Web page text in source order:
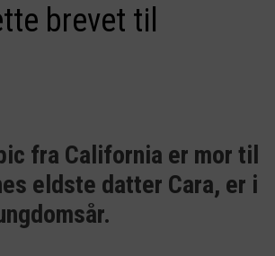
brevet til
fra California er mor til
eldste datter Cara, er i